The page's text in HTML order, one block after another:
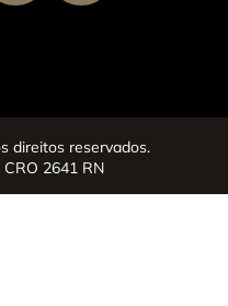
direitos reservados.
2641 RN